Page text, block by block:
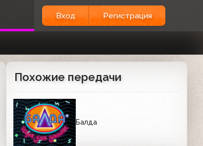
Вход Регистрация
Похожие передачи
Балда